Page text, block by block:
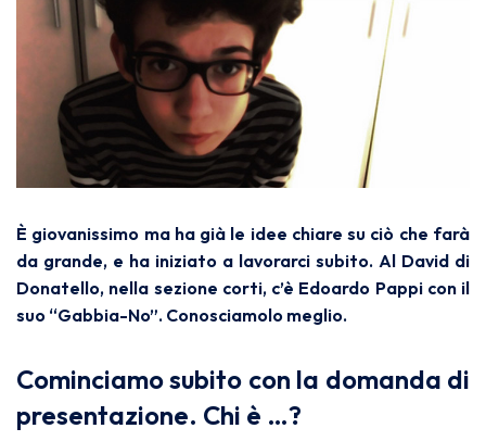
È giovanissimo ma ha già le idee chiare su ciò che farà
da grande, e ha iniziato a lavorarci subito. Al David di
Donatello, nella sezione corti, c’è Edoardo Pappi con il
suo “Gabbia-No”. Conosciamolo meglio.
Cominciamo subito con la domanda di
presentazione. Chi è …?